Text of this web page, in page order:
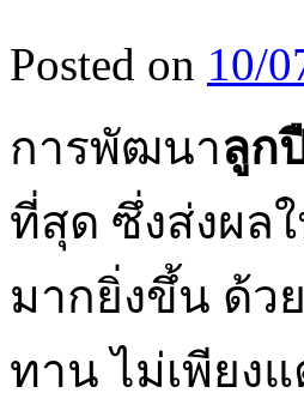
Posted on 10/
การพัฒนาลูก
ที่สุด ซึ่งส่งผล
มากยิ่งขึ้น ด้ว
ทาน ไม่เพียง